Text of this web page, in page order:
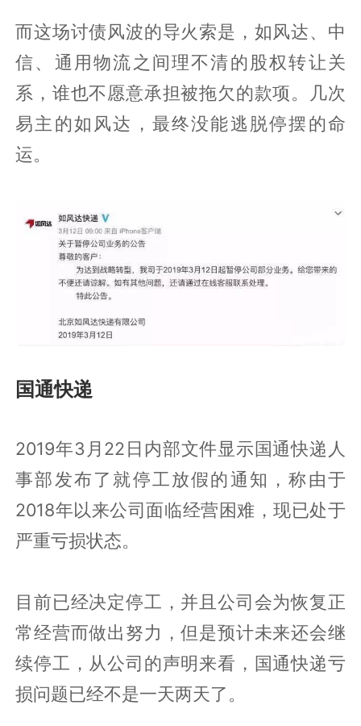
而这场讨债风波的导火索是，如风达、中
信、通用物流之间理不清的股权转让关
系，谁也不愿意承担被拖欠的款项。几次
易主的如风达，最终没能逃脱停摆的命
运。
国通快递
2019年3月22日内部文件显示国通快递人
事部发布了就停工放假的通知，称由于
2018年以来公司面临经营困难，现已处于
严重亏损状态。
目前已经决定停工，并且公司会为恢复正
常经营而做出努力，但是预计未来还会继
续停工，从公司的声明来看，国通快递亏
损问题已经不是一天两天了。